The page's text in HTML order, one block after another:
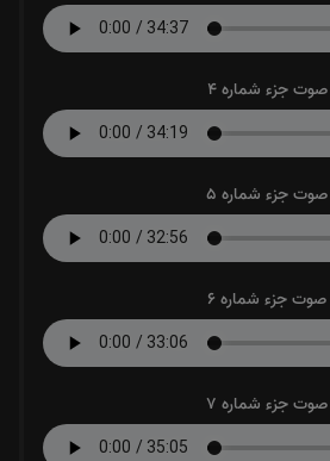
صوت جزء شماره 4
صوت جزء شماره 5
صوت جزء شماره 6
صوت جزء شماره 7